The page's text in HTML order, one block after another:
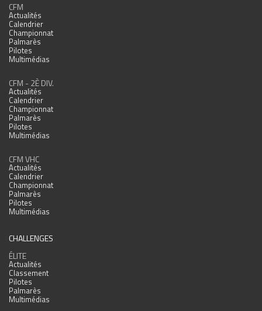
CFM
Actualités
Calendrier
Championnat
Palmarès
Pilotes
Multimédias
CFM - 2È DIV.
Actualités
Calendrier
Championnat
Palmarès
Pilotes
Multimédias
CFM VHC
Actualités
Calendrier
Championnat
Palmarès
Pilotes
Multimédias
CHALLENGES
ÉLITE
Actualités
Classement
Pilotes
Palmarès
Multimédias